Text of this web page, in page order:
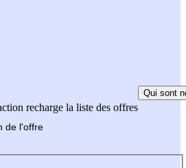
recharge la liste des offres
Qui sont
de l'offre